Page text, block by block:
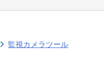
監視カメラツール